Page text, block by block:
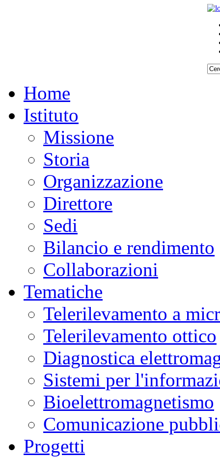
Home
Istituto
Missione
Storia
Organizzazione
Direttore
Sedi
Bilancio e rendimento
Collaborazioni
Tematiche
Telerilevamento a
Telerilevamento ottico
Diagnostica
Sistemi per
Bioelettromagnetismo
Comunicazione
Progetti